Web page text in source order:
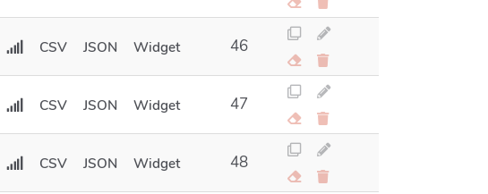
CSV JSON Widget 46
CSV JSON Widget 47
CSV JSON Widget 48